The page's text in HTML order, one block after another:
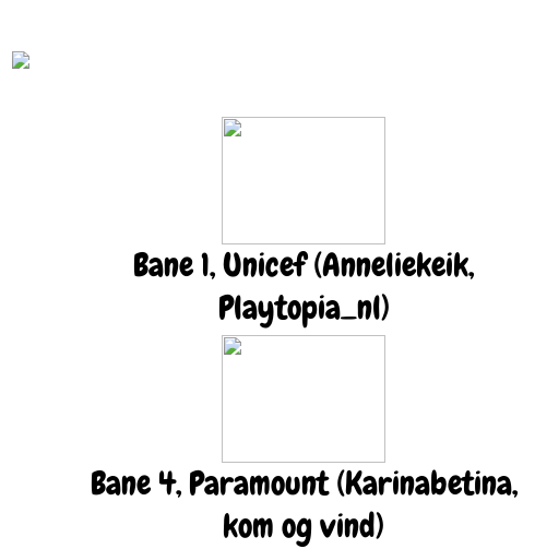
Bane 1, Unicef (Anneliekeik,
Playtopia_nl)
Bane 4, Paramount (Karinabetina,
kom og vind)